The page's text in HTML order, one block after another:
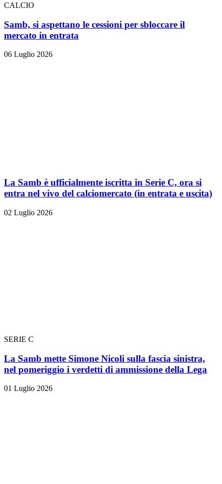
CALCIO
Samb, si aspettano le cessioni per sbloccare il
mercato in entrata
06 Luglio 2026
La Samb è ufficialmente iscritta in Serie C, ora si
entra nel vivo del calciomercato (in entrata e uscita)
02 Luglio 2026
SERIE C
La Samb mette Simone Nicoli sulla fascia sinistra,
nel pomeriggio i verdetti di ammissione della Lega
01 Luglio 2026